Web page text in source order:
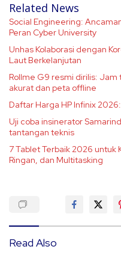
Related News
Social Engineering:
Peran Cyber University
Unhas Kolaborasi dengan
Laut Berkelanjutan
Rollme G9 resmi dirilis:
akurat dan peta offline
Daftar Harga HP Infinix
Uji coba insinerator
tantangan teknis
7 Tablet Terbaik 2026 untuk
Ringan, dan Multitasking
Read Also